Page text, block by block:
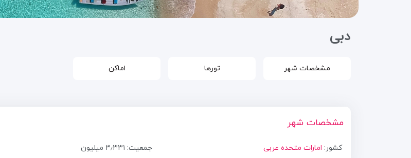
دبی
مشخصات شهر تورها اماکن
مشخصات شهر
کشور: امارات متحده عربی جمعیت: ۳٫۳۳۱ میلیون